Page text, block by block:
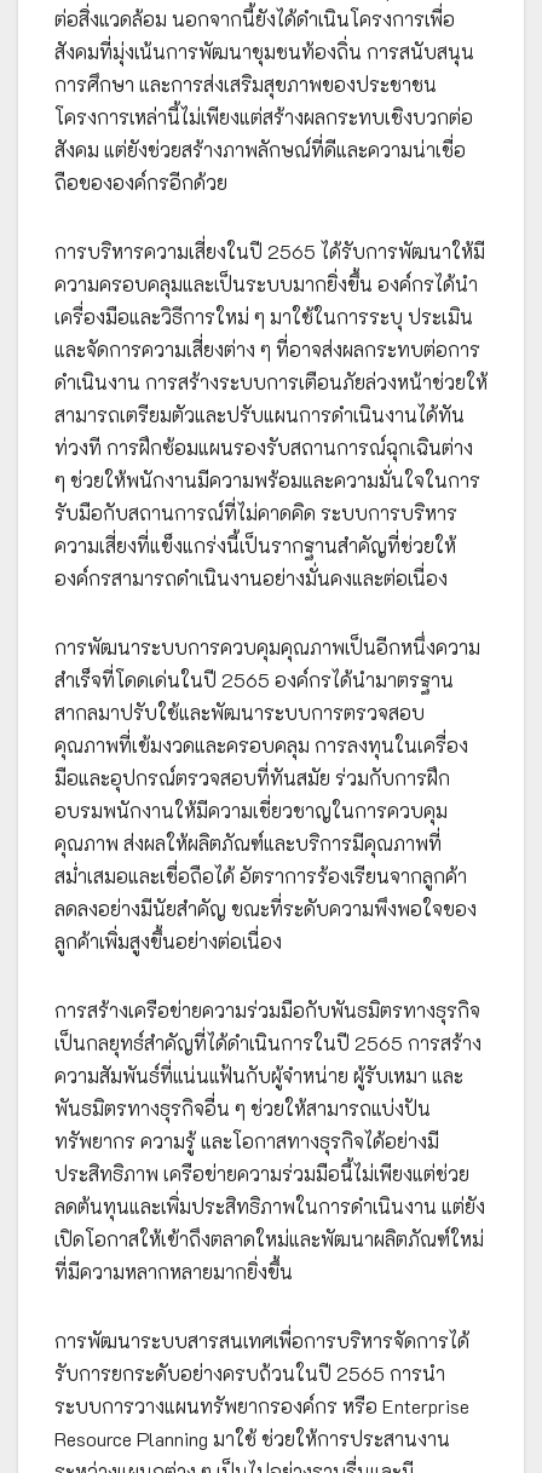
ต่อสิ่งแวดล้อม นอกจากนี้ยังได้ดำเนินโครงการเพื่อ
สังคมที่มุ่งเน้นการพัฒนาชุมชนท้องถิ่น การสนับสนุน
การศึกษา และการส่งเสริมสุขภาพของประชาชน
โครงการเหล่านี้ไม่เพียงแต่สร้างผลกระทบเชิงบวกต่อ
สังคม แต่ยังช่วยสร้างภาพลักษณ์ที่ดีและความน่าเชื่อ
ถือขององค์กรอีกด้วย
การบริหารความเสี่ยงในปี 2565 ได้รับการพัฒนาให้มี
ความครอบคลุมและเป็นระบบมากยิ่งขึ้น องค์กรได้นำ
เครื่องมือและวิธีการใหม่ ๆ มาใช้ในการระบุ ประเมิน
และจัดการความเสี่ยงต่าง ๆ ที่อาจส่งผลกระทบต่อการ
ดำเนินงาน การสร้างระบบการเตือนภัยล่วงหน้าช่วยให้
สามารถเตรียมตัวและปรับแผนการดำเนินงานได้ทัน
ท่วงที การฝึกซ้อมแผนรองรับสถานการณ์ฉุกเฉินต่าง
ๆ ช่วยให้พนักงานมีความพร้อมและความมั่นใจในการ
รับมือกับสถานการณ์ที่ไม่คาดคิด ระบบการบริหาร
ความเสี่ยงที่แข็งแกร่งนี้เป็นรากฐานสำคัญที่ช่วยให้
องค์กรสามารถดำเนินงานอย่างมั่นคงและต่อเนื่อง
การพัฒนาระบบการควบคุมคุณภาพเป็นอีกหนึ่งความ
สำเร็จที่โดดเด่นในปี 2565 องค์กรได้นำมาตรฐาน
สากลมาปรับใช้และพัฒนาระบบการตรวจสอบ
คุณภาพที่เข้มงวดและครอบคลุม การลงทุนในเครื่อง
มือและอุปกรณ์ตรวจสอบที่ทันสมัย ร่วมกับการฝึก
อบรมพนักงานให้มีความเชี่ยวชาญในการควบคุม
คุณภาพ ส่งผลให้ผลิตภัณฑ์และบริการมีคุณภาพที่
สม่ำเสมอและเชื่อถือได้ อัตราการร้องเรียนจากลูกค้า
ลดลงอย่างมีนัยสำคัญ ขณะที่ระดับความพึงพอใจของ
ลูกค้าเพิ่มสูงขึ้นอย่างต่อเนื่อง
การสร้างเครือข่ายความร่วมมือกับพันธมิตรทางธุรกิจ
เป็นกลยุทธ์สำคัญที่ได้ดำเนินการในปี 2565 การสร้าง
ความสัมพันธ์ที่แน่นแฟ้นกับผู้จำหน่าย ผู้รับเหมา และ
พันธมิตรทางธุรกิจอื่น ๆ ช่วยให้สามารถแบ่งปัน
ทรัพยากร ความรู้ และโอกาสทางธุรกิจได้อย่างมี
ประสิทธิภาพ เครือข่ายความร่วมมือนี้ไม่เพียงแต่ช่วย
ลดต้นทุนและเพิ่มประสิทธิภาพในการดำเนินงาน แต่ยัง
เปิดโอกาสให้เข้าถึงตลาดใหม่และพัฒนาผลิตภัณฑ์ใหม่
ที่มีความหลากหลายมากยิ่งขึ้น
การพัฒนาระบบสารสนเทศเพื่อการบริหารจัดการได้
รับการยกระดับอย่างครบถ้วนในปี 2565 การนำ
ระบบการวางแผนทรัพยากรองค์กร หรือ Enterprise
Resource Planning มาใช้ ช่วยให้การประสานงาน